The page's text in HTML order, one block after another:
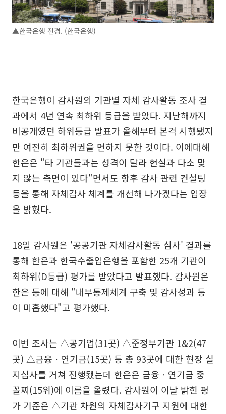
▲한국은행 전경. (한국은행)
한국은행이 감사원의 기관별 자체 감사활동 조사 결
과에서 4년 연속 최하위 등급을 받았다. 지난해까지
비공개였던 하위등급 발표가 올해부터 본격 시행됐지
만 여전히 최하위권을 면하지 못한 것이다. 이에대해
한은은 "타 기관들과는 성격이 달라 현실과 다소 맞
지 않는 측면이 있다"면서도 향후 감사 관련 컨설팅
등을 통해 자체감사 체계를 개선해 나가겠다는 입장
을 밝혔다.
18일 감사원은 '공공기관 자체감사활동 심사' 결과를
통해 한은과 한국수출입은행을 포함한 25개 기관이
최하위(D등급) 평가를 받았다고 발표했다. 감사원은
한은 등에 대해 "내부통제체계 구축 및 감사성과 등
이 미흡했다"고 평가했다.
이번 조사는 △공기업(31곳) △준정부기관 1&2(47
곳) △금융ㆍ연기금(15곳) 등 총 93곳에 대한 현장 실
지심사를 거쳐 진행됐는데 한은은 금융ㆍ연기금 중
꼴찌(15위)에 이름을 올렸다. 감사원이 이날 밝힌 평
가 기준은 △기관 차원의 자체감사기구 지원에 대한